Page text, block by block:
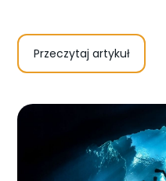
Przeczytaj artykuł